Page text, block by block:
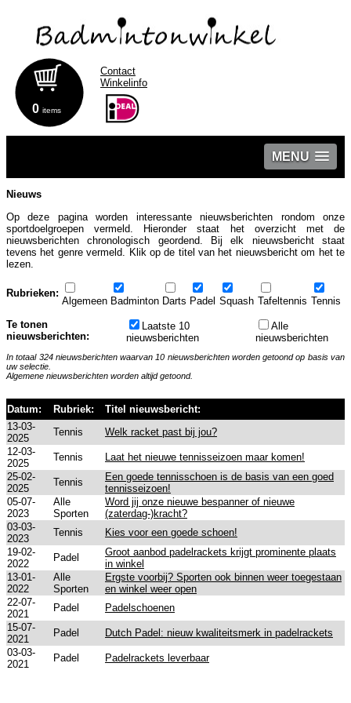
0 items
Contact
Winkelinfo
MENU
Nieuws
Op deze pagina worden interessante nieuwsberichten rondom onze
sportdoelgroepen vermeld. Hieronder staat het overzicht met de
nieuwsberichten chronologisch geordend. Bij elk nieuwsbericht staat
tevens het genre vermeld. Klik op de titel van het nieuwsbericht om het te
lezen.
Rubrieken:
Algemeen Badminton Darts Padel Squash Tafeltennis Tennis
Te tonen
nieuwsberichten:
Laatste 10
nieuwsberichten
Alle
nieuwsberichten
In totaal 324 nieuwsberichten waarvan 10 nieuwsberichten worden getoond op basis van
uw selectie.
Algemene nieuwsberichten worden altijd getoond.
Datum: Rubriek:
Titel nieuwsbericht:
13-03-
2025
Tennis
Welk racket past bij jou?
12-03-
2025
Tennis
Laat het nieuwe tennisseizoen maar komen!
25-02-
2025
Tennis
Een goede tennisschoen is de basis van een goed
tennisseizoen!
05-07-
2023
Alle
Sporten
Word jij onze nieuwe bespanner of nieuwe
(zaterdag-)kracht?
03-03-
2023
Tennis
Kies voor een goede schoen!
19-02-
2022
Padel
Groot aanbod padelrackets krijgt prominente plaats
in winkel
13-01-
2022
Alle
Sporten
Ergste voorbij? Sporten ook binnen weer toegestaan
en winkel weer open
22-07-
2021
Padel
Padelschoenen
15-07-
2021
Padel
Dutch Padel: nieuw kwaliteitsmerk in padelrackets
03-03-
2021
Padel Padelrackets leverbaar